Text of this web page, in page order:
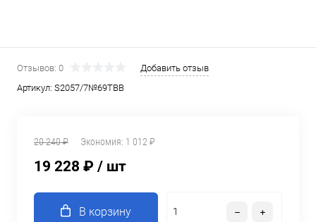
Отзывов: 0
Добавить отзыв
Артикул: S2057/7№69ТВВ
20 240 ₽ Экономия: 1 012 ₽
19 228 ₽ / шт
В корзину